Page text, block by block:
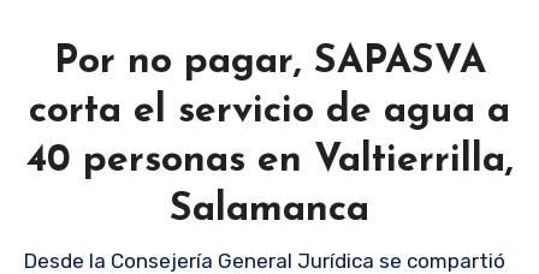
Por no pagar, SAPASVA
corta el servicio de agua a
40 personas en Valtierrilla,
Salamanca
Desde la Consejería General Jurídica se compartió